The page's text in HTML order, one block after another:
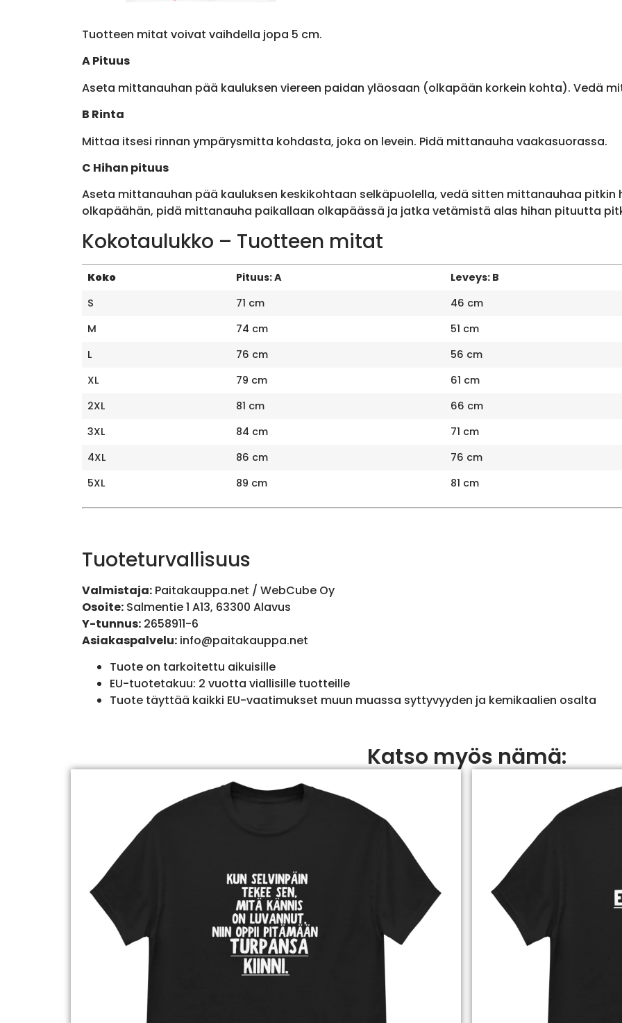
Tuotteen mitat voivat vaihdella jopa 5 cm.
A Pituus
Aseta mittanauhan pää kauluksen viereen paidan yläosaan (olkapään korkein kohta). Vedä
B Rinta
Mittaa itsesi rinnan ympärysmitta kohdasta, joka on levein. Pidä mittanauha vaakasuorassa.
C Hihan pituus
Aseta mittanauhan pää kauluksen keskikohtaan selkäpuolella, vedä sitten mittanauhaa pitkin
olkapäähän, pidä mittanauha paikallaan olkapäässä ja jatka vetämistä alas hihan pituutta
Kokotaulukko – Tuotteen mitat
Koko Pituus: A Leveys: B
S
71 cm 46 cm
M
74 cm 51 cm
L
76 cm 56 cm
XL
79 cm 61 cm
2XL
81 cm 66 cm
3XL
84 cm 71 cm
4XL
86 cm 76 cm
5XL
89 cm 81 cm
Tuoteturvallisuus
Valmistaja:Paitakauppa.net / WebCube Oy
Osoite:Salmentie 1 A13, 63300 Alavus
Y-tunnus:2658911-6
Asiakaspalvelu: info@paitakauppa.net
Tuote on tarkoitettu aikuisille
EU-tuotetakuu: 2 vuotta viallisille tuotteille
Tuote täyttää kaikki EU-vaatimukset muun muassa syttyvyyden ja kemikaalien osalta
Katso myös nämä: